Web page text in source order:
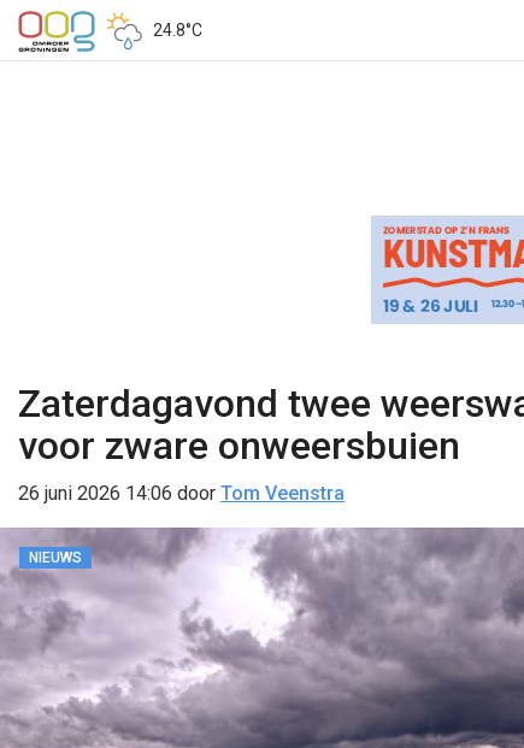
24.8°C
Zaterdagavond twee
voor zware onweersbuien
26 juni 2026 14:06 door Tom Veenstra
NIEUWS